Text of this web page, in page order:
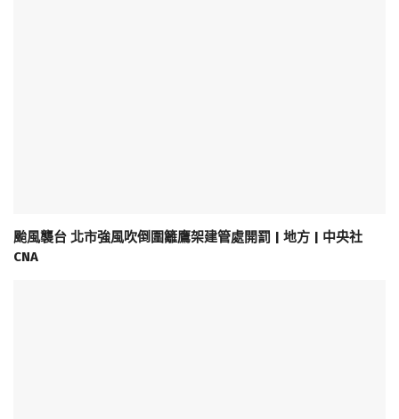
颱風襲台 北市強風吹倒圍籬鷹架建管處開罰 | 地方 | 中央社
CNA